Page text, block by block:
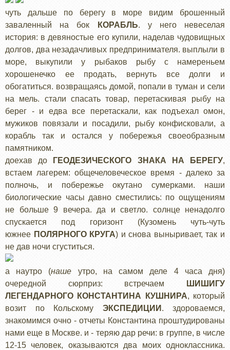
чуть дальше по берегу в море видим брошенный
заваленный на бок
КОРАБЛЬ. у него невеселая
история: в девяностые его купили, наделав чудовищных
долгов, два незадачливых предпринимателя. выплыли в
море, выкупили у рыбаков рыбу с намереньем
хорошенечко ее продать, вернуть все долги и
обогатиться. возвращаясь домой, попали в туман и сели
на мель. стали спасать товар, перетаскивая рыбу на
берег - и едва все перетаскали, как подъехал омон,
мужиков повязали и посадили, рыбу конфисковали, а
корабль так и остался у побережья своеобразным
памятником.
доехав до
ГЕОДЕЗИЧЕСКОГО ЗНАКА НА БЕРЕГУ,
встаем лагерем: общечеловеческое время - далеко за
полночь, и побережье окутано сумерками. наши
биологические часы давно сместились: по ощущениям
не больше 9 вечера. да и светло. солнце ненадолго
спускается под горизонт (Кузомень чуть-чуть
южнее ПОЛЯРНОГО КРУГА) и снова выныривает, так и
не дав ночи сгуститься.
а наутро (наше утро, на самом деле 4 часа дня)
очередной сюрприз: встречаем
ШИШИГУ
ЛЕГЕНДАРНОГО КОНСТАНТИНА КУШНИРА, который
возит по Кольскому ЭКСПЕДИЦИИ . здороваемся,
знакомимся очно - отчеты Константина проштудированы
нами еще в Москве. и - теряю дар речи: в группе, в числе
12-15 человек, оказываются два моих одноклассника.